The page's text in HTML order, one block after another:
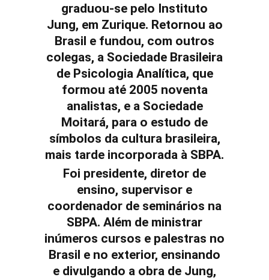
graduou-se pelo Instituto
Jung, em Zurique. Retornou ao
Brasil e fundou, com outros
colegas, a Sociedade Brasileira
de Psicologia Analítica, que
formou até 2005 noventa
analistas, e a Sociedade
Moitará, para o estudo de
símbolos da cultura brasileira,
mais tarde incorporada à SBPA.
Foi presidente, diretor de
ensino, supervisor e
coordenador de seminários na
SBPA. Além de ministrar
inúmeros cursos e palestras no
Brasil e no exterior, ensinando
e divulgando a obra de Jung,